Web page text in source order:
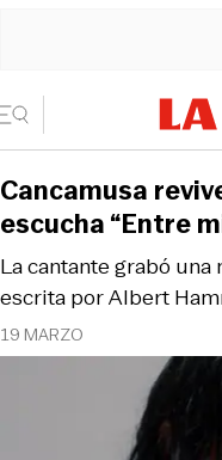
19 MARZO
La cantante grabó
escrita por Albert
Cancamusa
escucha “Entre